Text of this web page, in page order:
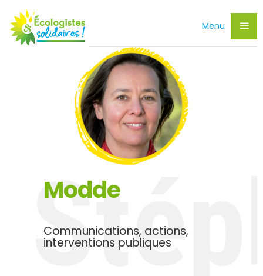
Menu
Modde
Communications, actions,
interventions publiques